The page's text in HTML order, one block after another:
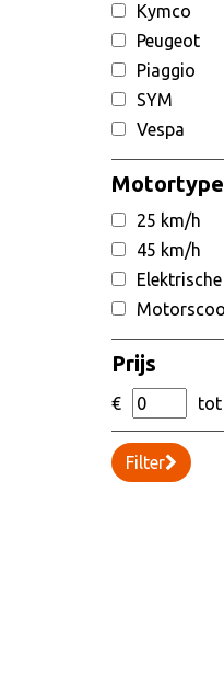
Kymco
Peugeot
Piaggio
SYM
Vespa
Motortype
25 km/h
45 km/h
Prijs
€ tot
Filter